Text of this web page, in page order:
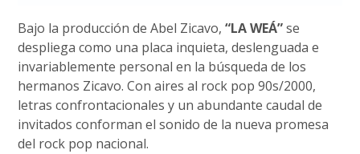
Bajo la producción de Abel Zicavo,“LA WEÁ”se
despliega como una placa inquieta, deslenguada e
invariablemente personal en la búsqueda de los
hermanos Zicavo. Con aires al rock pop 90s/2000,
letras confrontacionales y un abundante caudal de
invitados conforman el sonido de la nueva promesa
del rock pop nacional.